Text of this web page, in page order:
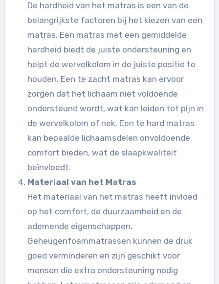
De hardheid van het matras is een van de
belangrijkste factoren bij het kiezen van een
matras. Een matras met een gemiddelde
hardheid biedt de juiste ondersteuning en
helpt de wervelkolom in de juiste positie te
houden. Een te zacht matras kan ervoor
zorgen dat het lichaam niet voldoende
ondersteund wordt, wat kan leiden tot pijn in
de wervelkolom of nek. Een te hard matras
kan bepaalde lichaamsdelen onvoldoende
comfort bieden, wat de slaapkwaliteit
beïnvloedt.
Materiaal van het Matras
Het materiaal van het matras heeft invloed
op het comfort, de duurzaamheid en de
ademende eigenschappen.
Geheugenfoammatrassen kunnen de druk
goed verminderen en zijn geschikt voor
mensen die extra ondersteuning nodig